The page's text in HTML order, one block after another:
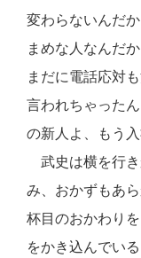
変わらないんだ
まめな人なんだ
まだに電話応対
言われちゃった
の新人よ、もう
武史は横を行き
み、おかずもあ
杯目のおかわり
をかき込んでい